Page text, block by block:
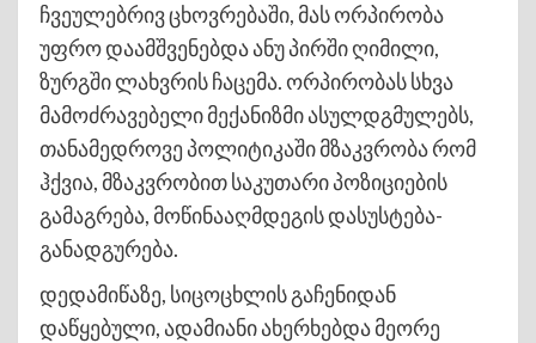
ჩვეულებრივ ცხოვრებაში, მას ორპირობა
უფრო დაამშვენებდა ანუ პირში ღიმილი,
ზურგში ლახვრის ჩაცემა. ორპირობას სხვა
მამოძრავებელი მექანიზმი ასულდგმულებს,
თანამედროვე პოლიტიკაში მზაკვრობა რომ
ჰქვია, მზაკვრობით საკუთარი პოზიციების
გამაგრება, მოწინააღმდეგის დასუსტება-
განადგურება.
დედამიწაზე, სიცოცხლის გაჩენიდან
დაწყებული, ადამიანი ახერხებდა მეორე